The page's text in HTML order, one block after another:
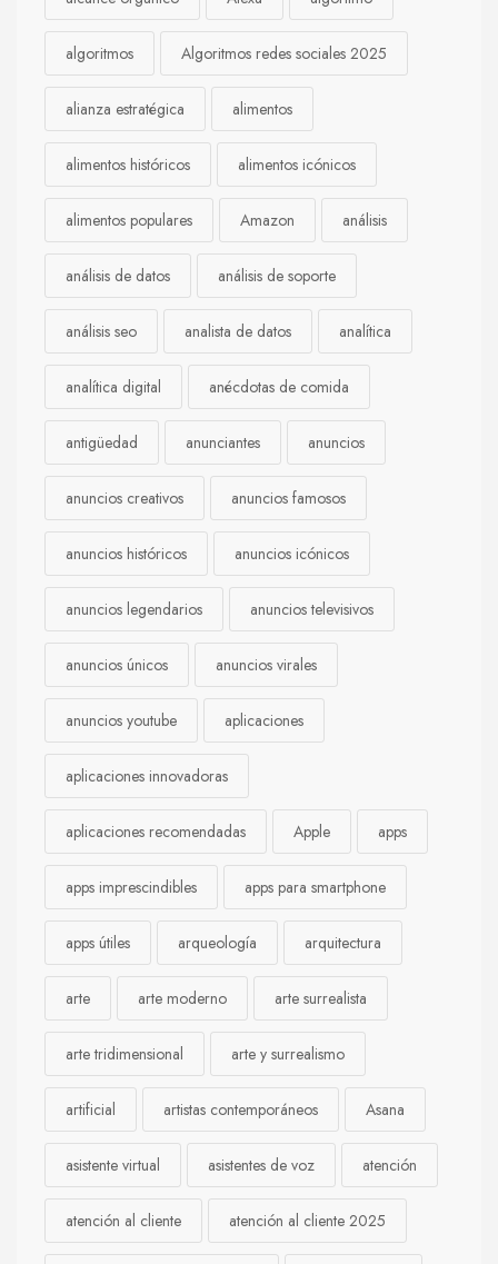
algoritmos Algoritmos redes sociales 2025
alianza estratégica alimentos
alimentos históricos alimentos icónicos
alimentos populares Amazon análisis
análisis de datos análisis de soporte
análisis seo analista de datos analítica
analítica digital anécdotas de comida
antigüedad anunciantes anuncios
anuncios creativos anuncios famosos
anuncios históricos anuncios icónicos
anuncios legendarios anuncios televisivos
anuncios únicos anuncios virales
anuncios youtube aplicaciones
aplicaciones innovadoras
aplicaciones recomendadas Apple apps
apps imprescindibles apps para smartphone
apps útiles arqueología arquitectura
arte arte moderno arte surrealista
arte tridimensional arte y surrealismo
artificial artistas contemporáneos Asana
asistente virtual asistentes de voz atención
atención al cliente atención al cliente 2025